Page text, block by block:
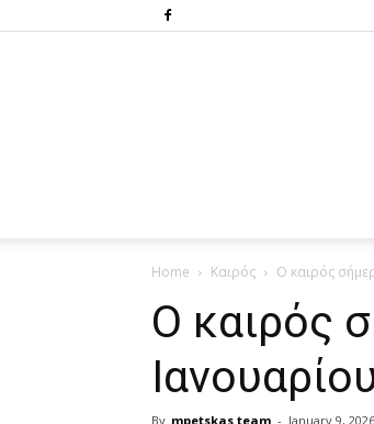
Home Καιρός Ο καιρός
Ο καιρός
By mpetskas team - January 9, 2026